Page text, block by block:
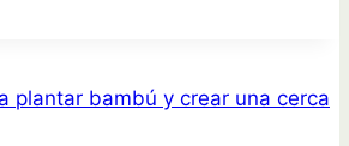
plantar bambú y crear una cerca